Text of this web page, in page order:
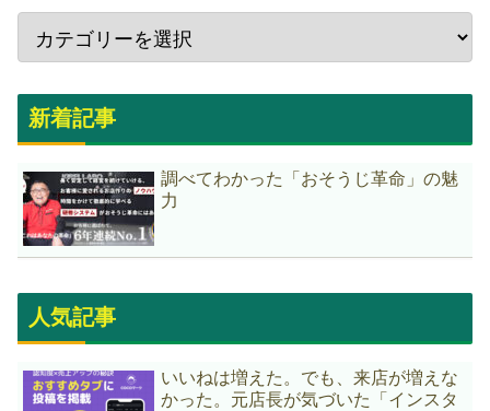
新着記事
調べてわかった「おそうじ革命」の魅
力
人気記事
いいねは増えた。でも、来店が増えな
かった。元店長が気づいた「インスタ